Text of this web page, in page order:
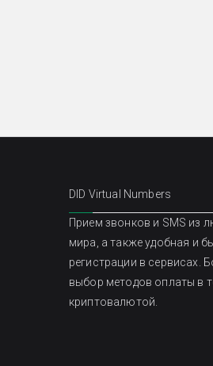
DID Virtual Numbers
Прием звонков и SMS из
мира, а также удобная и
регистрации в сервисах.
выбор методов оплаты в
криптовалютой.